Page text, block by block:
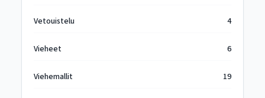
Vetouistelu 4
Vieheet 6
Viehemallit 19